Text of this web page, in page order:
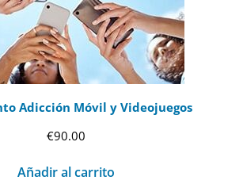
Adicción Móvil y Videojuegos
€90.00
Añadir al carrito